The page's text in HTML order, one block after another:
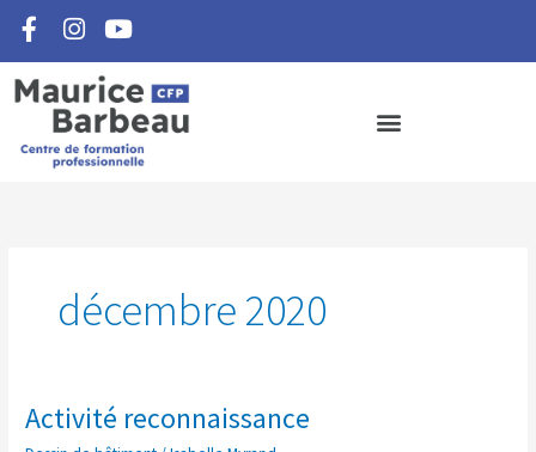
contenu
F
a
c
e
b
o
I
n
s
t
a
g
r
Y
o
u
t
u
b
e
décembre 2020
Activité reconnaissance
Activité